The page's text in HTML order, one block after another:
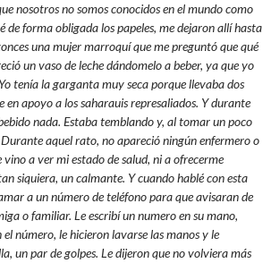
nosotros no somos conocidos en el mundo como
de forma obligada los papeles, me dejaron allí hasta
una mujer marroquí que me preguntó que qué
un vaso de leche dándomelo a beber, ya que yo
tenía la garganta muy seca porque llevaba dos
en apoyo a los saharauis represaliados. Y durante
nada. Estaba temblando y, al tomar un poco
Durante aquel rato, no apareció ningún enfermero o
a ver mi estado de salud, ni a ofrecerme
siquiera, un calmante. Y cuando hablé con esta
a un número de teléfono para que avisaran de
o familiar. Le escribí un numero en su mano,
número, le hicieron lavarse las manos y le
un par de golpes. Le dijeron que no volviera más